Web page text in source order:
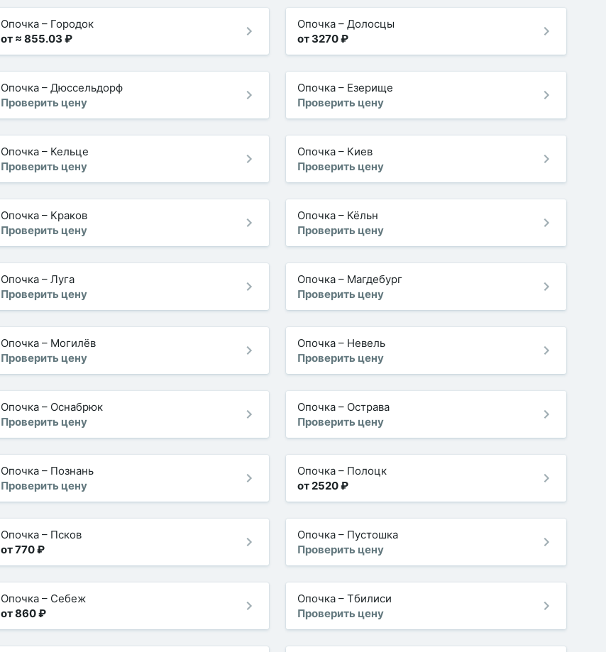
Опочка– Городок
от ≈ 855.03 ₽
Опочка –Долосцы
от 3270 ₽
Опочка– Дюссельдорф
Проверить цену
Опочка – Езерище
Проверить цену
Опочка– Кельце
Проверить цену
Опочка – Киев
Проверить цену
Опочка– Краков
Проверить цену
Опочка – Кёльн
Проверить цену
Опочка– Луга
Проверить цену
Опочка – Магдебург
Проверить цену
Опочка– Могилёв
Проверить цену
Опочка – Невель
Проверить цену
Опочка– Оснабрюк
Проверить цену
Опочка – Острава
Проверить цену
Опочка– Познань
Проверить цену
Опочка – Полоцк
от 2520 ₽
Опочка– Псков
от 770 ₽
Опочка – Пустошка
Проверить цену
Опочка– Себеж
от 860 ₽
Опочка –Тбилиси
Проверить цену